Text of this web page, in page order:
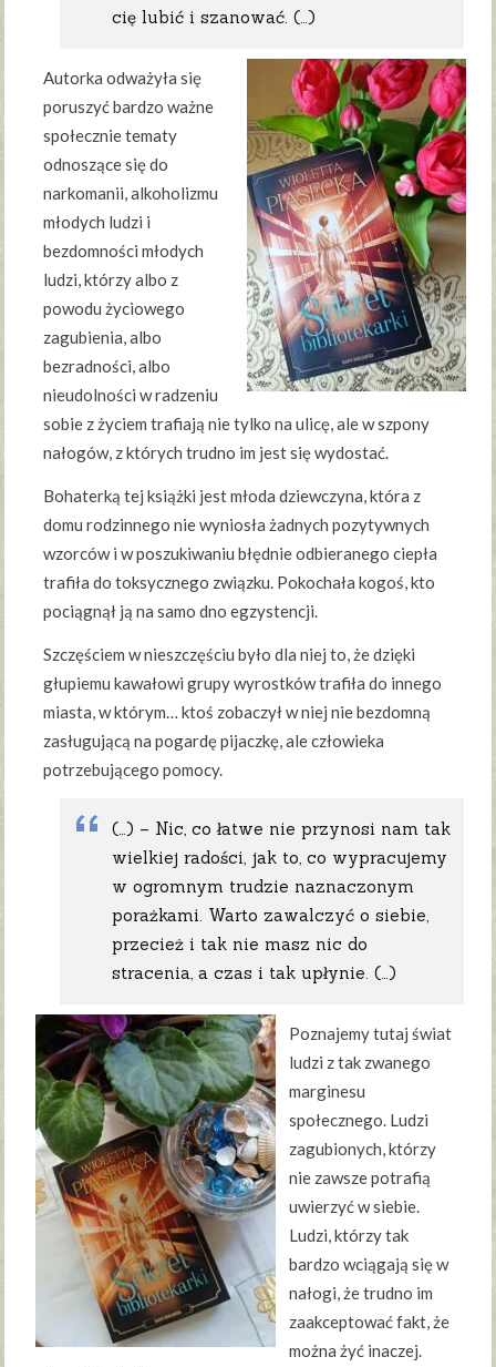
cię lubić i szanować. (…)
Autorka odważyła się
poruszyć bardzo ważne
społecznie tematy
odnoszące się do
narkomanii, alkoholizmu
młodych ludzi i
bezdomności młodych
ludzi, którzy albo z
powodu życiowego
zagubienia, albo
bezradności, albo
nieudolności w radzeniu
sobie z życiem trafiają nie tylko na ulicę, ale w szpony
nałogów, z których trudno im jest się wydostać.
Bohaterką tej książki jest młoda dziewczyna, która z
domu rodzinnego nie wyniosła żadnych pozytywnych
wzorców i w poszukiwaniu błędnie odbieranego ciepła
trafiła do toksycznego związku. Pokochała kogoś, kto
pociągnął ją na samo dno egzystencji.
Szczęściem w nieszczęściu było dla niej to, że dzięki
głupiemu kawałowi grupy wyrostków trafiła do innego
miasta, w którym… ktoś zobaczył w niej nie bezdomną
zasługującą na pogardę pijaczkę, ale człowieka
potrzebującego pomocy.
(…) – Nic, co łatwe nie przynosi nam tak
wielkiej radości, jak to, co wypracujemy
w ogromnym trudzie naznaczonym
porażkami. Warto zawalczyć o siebie,
przecież i tak nie masz nic do
stracenia, a czas i tak upłynie. (…)
Poznajemy tutaj świat
ludzi z tak zwanego
marginesu
społecznego. Ludzi
zagubionych, którzy
nie zawsze potrafią
uwierzyć w siebie.
Ludzi, którzy tak
bardzo wciągają się w
nałogi, że trudno im
zaakceptować fakt, że
można żyć inaczej.